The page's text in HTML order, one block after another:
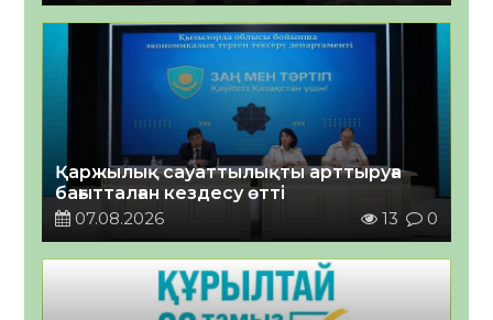
Қаржылық сауаттылықты арттыруға
бағытталған кездесу өтті
07.08.2026
13 0